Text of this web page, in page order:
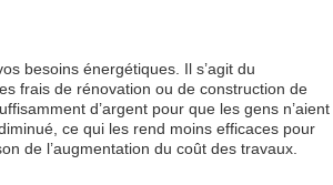
besoins énergétiques. Il s’agit du
frais de rénovation ou de construction de
d’argent pour que les gens n’aient
ce qui les rend moins efficaces pour
de l’augmentation du coût des travaux.